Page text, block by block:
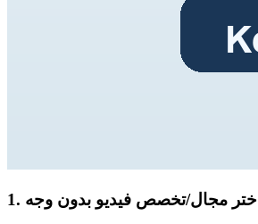
1. اختر مجال/تخصص فيديو بدون وجه